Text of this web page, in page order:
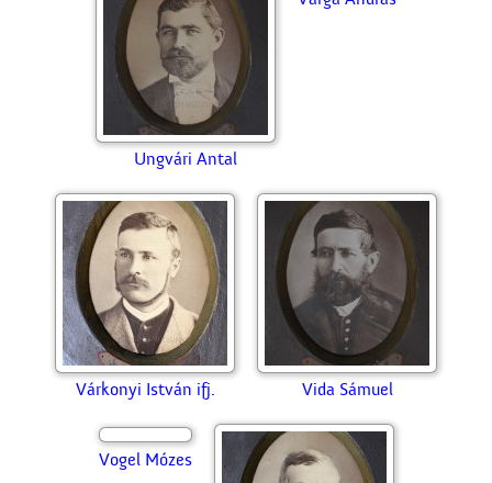
Szüle Károly
Tar József Tóth István